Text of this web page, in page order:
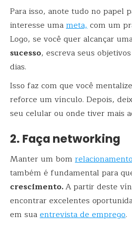
Para isso, anote tudo no papel
interesse umameta,com um
Logo, se você quer alcançar
sucesso, escreva seus
dias.
Isso faz com que você
reforce um vínculo. Depois,
seu celular ou onde tiver mais
2. Faça networking
Manter um bom
também é fundamental para
crescimento.A partir deste
encontrar excelentes
em suaentrevista de emprego.